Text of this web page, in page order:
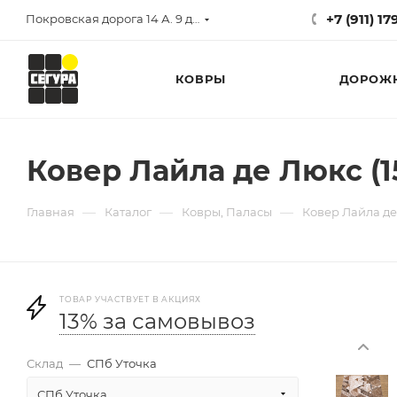
+7 (911)
КОВРЫ
Ковер Лайла де Люкс
Главная — Каталог — Ковры, Паласы — Ковер Лайла
ТОВАР УЧАСТВУЕТ В АКЦИЯХ
13% за самовывоз
Склад — СПб Уточка